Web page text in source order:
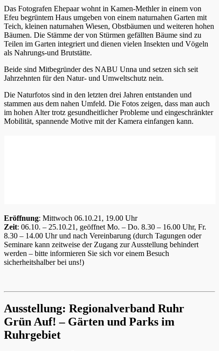
Das Fotografen Ehepaar wohnt in Kamen-Methler in einem von
Efeu begrüntem Haus umgeben von einem naturnahen Garten mit
Teich, kleinen naturnahen Wiesen, Obstbäumen und weiteren hohen
Bäumen. Die Stämme der von Stürmen gefällten Bäume sind zu
Teilen im Garten integriert und dienen vielen Insekten und Vögeln
als Nahrungs-und Brutstätte.
Beide sind Mitbegründer des NABU Unna und setzen sich seit
Jahrzehnten für den Natur- und Umweltschutz nein.
Die Naturfotos sind in den letzten drei Jahren entstanden und
stammen aus dem nahen Umfeld. Die Fotos zeigen, dass man auch
im hohen Alter trotz gesundheitlicher Probleme und eingeschränkter
Mobilität, spannende Motive mit der Kamera einfangen kann.
Eröffnung: Mittwoch 06.10.21, 19.00 Uhr
Zeit: 06.10. – 25.10.21, geöffnet Mo. – Do. 8.30 – 16.00 Uhr, Fr.
8.30 – 14.00 Uhr und nach Vereinbarung (durch Tagungen oder
Seminare kann zeitweise der Zugang zur Ausstellung behindert
werden – bitte informieren Sie sich vor einem Besuch
sicherheitshalber bei uns!)
Ausstellung: Regionalverband Ruhr
Grün Auf! – Gärten und Parks im
Ruhrgebiet